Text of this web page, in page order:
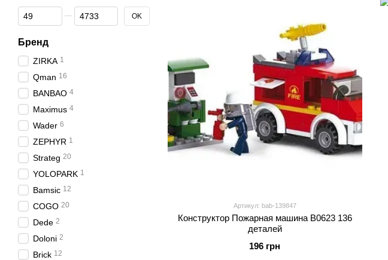
Артикул: bab-139847
Конструктор Пожарная машина B0623 136
деталей
196 грн
От Цена, грн
До Цена, грн OK
Бренд
ZIRKA 1
Qman 16
BANBAO 4
Maximus 4
Wader 6
ZEPHYR 1
Strateg 20
YOLOPARK 1
Bamsic 12
COGO 20
Dede 2
Doloni 2
Brick 12